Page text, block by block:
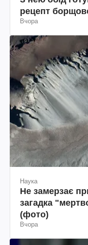
рецепт
Вчора
Наука
Не замерзає
загадка
(фото)
Вчора